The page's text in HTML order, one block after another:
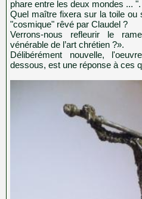
phare entre les deux mondes ... ".
Quel maître fixera sur la toile ou
"cosmique" rêvé par Claudel ?
Verrons-nous refleurir le
vénérable de l’art chrétien ?».
Délibérément nouvelle,
dessous, est une réponse à ces